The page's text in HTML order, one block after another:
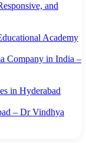
and
Academy
Company in India –
in Hyderabad
– Dr Vindhya